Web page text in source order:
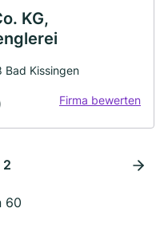
KG,
Kissingen
Firma bewerten
2
60